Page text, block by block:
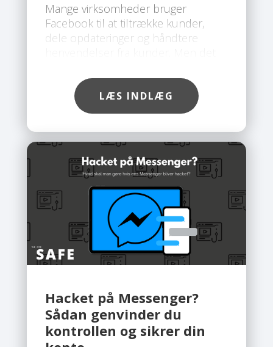
Mange virksomheder bruger
Facebook til at tiltrække kunder,
dele opdateringer og håndtere
mål for hackere. Desværre ser vi hos
Safe, at flere og flere
virksomhedskonti bliver hacket, ofte
gode nyhed er, at du med få simple
skridt kan beskytte din konto. Du
behøver ikke være teknisk ekspert,
så længe du følger rådene
herunder.
LÆS INDLÆG
Hacket på Messenger?
Sådan genvinder du
kontrollen og sikrer din